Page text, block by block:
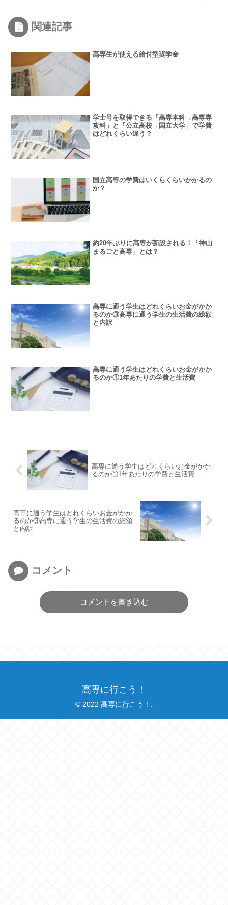
関連記事
高専生が使える給付型奨学金
学士号を取得できる「高専本科→高専専
攻科」と「公立高校→国立大学」で学費
はどれくらい違う？
国立高専の学費はいくらくらいかかるの
か？
約20年ぶりに高専が新設される！「神山
まるごと高専」とは？
高専に通う学生はどれくらいお金がかか
るのか③高専に通う学生の生活費の総額
と内訳
高専に通う学生はどれくらいお金がかか
るのか①1年あたりの学費と生活費
高専に通う学生はどれくらいお金がかか
るのか①1年あたりの学費と生活費
高専に通う学生はどれくらいお金がかか
るのか③高専に通う学生の生活費の総額
と内訳
コメント
コメントを書き込む
高専に行こう！
© 2022 高専に行こう！.